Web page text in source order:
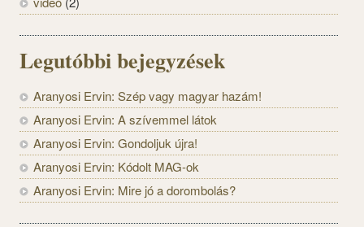
Legutóbbi bejegyzések
Aranyosi Ervin: Szép vagy magyar hazám!
Aranyosi Ervin: A szívemmel látok
Aranyosi Ervin: Gondoljuk újra!
Aranyosi Ervin: Kódolt MAG-ok
Aranyosi Ervin: Mire jó a dorombolás?